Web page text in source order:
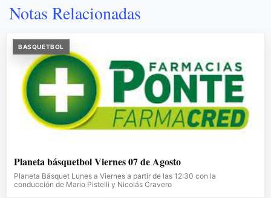
Notas Relacionadas
BASQUETBOL
Planeta básquetbol Viernes 07 de Agosto
Planeta Básquet Lunes a Viernes a partir de las 12:30 con la
conducción de Mario Pistelli y Nicolás Cravero